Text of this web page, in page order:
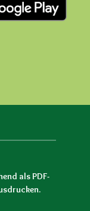
als PDF-